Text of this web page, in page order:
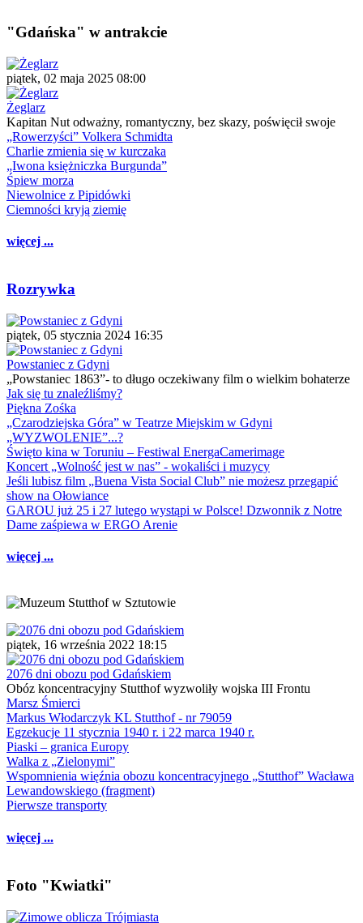
"Gdańska" w antrakcie
piątek, 02 maja 2025 08:00
Żeglarz
Kapitan Nut odważny, romantyczny, bez skazy, poświęcił swoje
„Rowerzyści” Volkera Schmidta
Charlie zmienia się w kurczaka
„Iwona księżniczka Burgunda”
Śpiew morza
Niewolnice z Pipidówki
Ciemności kryją ziemię
więcej ...
Rozrywka
piątek, 05 stycznia 2024 16:35
Powstaniec z Gdyni
„Powstaniec 1863”- to długo oczekiwany film o wielkim bohaterze
Jak się tu znaleźliśmy?
Piękna Zośka
„Czarodziejska Góra” w Teatrze Miejskim w Gdyni
„WYZWOLENIE”...?
Święto kina w Toruniu – Festiwal EnergaCamerimage
Koncert „Wolność jest w nas” - wokaliści i muzycy
Jeśli lubisz film „Buena Vista Social Club” nie możesz przegapić
show na Ołowiance
GAROU już 25 i 27 lutego wystąpi w Polsce! Dzwonnik z Notre
Dame zaśpiewa w ERGO Arenie
więcej ...
piątek, 16 września 2022 18:15
2076 dni obozu pod Gdańskiem
Obóz koncentracyjny Stutthof wyzwoliły wojska III Frontu
Marsz Śmierci
Markus Włodarczyk KL Stutthof - nr 79059
Egzekucje 11 stycznia 1940 r. i 22 marca 1940 r.
Piaski – granica Europy
Walka z „Zielonymi”
Wspomnienia więźnia obozu koncentracyjnego „Stutthof” Wacława
Lewandowskiego (fragment)
Pierwsze transporty
więcej ...
Foto "Kwiatki"